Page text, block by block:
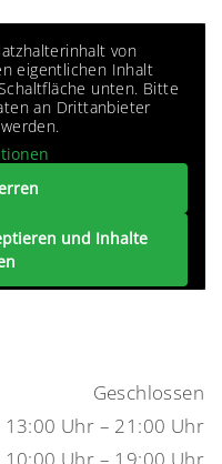
von
eigentlichen Inhalt
unten. Bitte
an Drittanbieter
und Inhalte
Geschlossen
13:00 Uhr – 21:00 Uhr